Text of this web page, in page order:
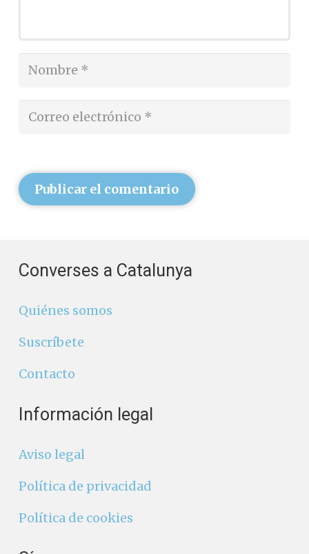
Publicar el comentario
Converses a Catalunya
Quiénes somos
Suscríbete
Contacto
Información legal
Aviso legal
Política de privacidad
Política de cookies